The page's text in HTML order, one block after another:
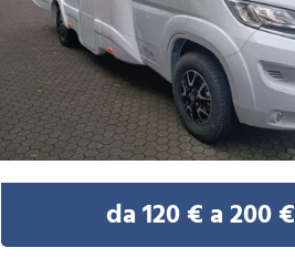
da 120 € a 200 €